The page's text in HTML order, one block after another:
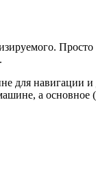
для навигации
а